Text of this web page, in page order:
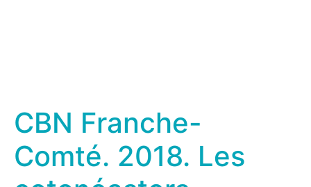
CBN Franche-
Comté. 2018. Les